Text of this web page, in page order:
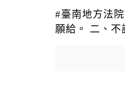
#臺南地方法
願給。 二、不